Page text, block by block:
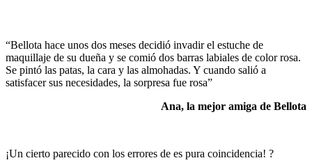
“Bellota hace unos dos meses decidió invadir el estuche de
maquillaje de su dueña y se comió dos barras labiales de color rosa.
Se pintó las patas, la cara y las almohadas. Y cuando salió a
satisfacer sus necesidades, la sorpresa fue rosa”
Ana, la mejor amiga de Bellota
¡Un cierto parecido con los errores de es pura coincidencia! ?